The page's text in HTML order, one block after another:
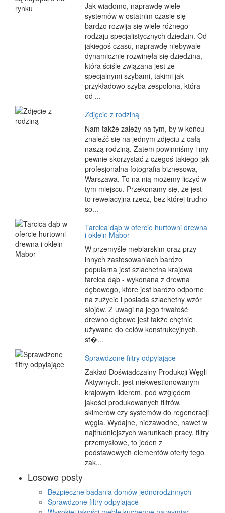
Jak wiadomo, naprawdę wiele
systemów w ostatnim czasie się
bardzo rozwija się wiele różnego
rodzaju specjalistycznych dziedzin. Od
jakiegoś czasu, naprawdę niebywale
dynamicznie rozwinęła się dziedzina,
która ściśle związana jest ze
specjalnymi szybami, takimi jak
przykładowo szyba zespolona, która
od ...
Zdjęcie z rodziną
Nam także zależy na tym, by w końcu
znaleźć się na jednym zdjęciu z całą
naszą rodziną. Zatem powinniśmy i my
pewnie skorzystać z czegoś takiego jak
profesjonalna fotografia biznesowa,
Warszawa. To na nią możemy liczyć w
tym miejscu. Przekonamy się, że jest
to rewelacyjna rzecz, bez której trudno
so...
Tarcica dąb w ofercie hurtowni drewna
i oklein Mabor
W przemyśle meblarskim oraz przy
innych zastosowaniach bardzo
popularna jest szlachetna krajowa
tarcica dąb - wykonana z drewna
dębowego, które jest bardzo odporne
na zużycie i posiada szlachetny wzór
słojów. Z uwagi na jego trwałość
drewno dębowe jest także chętnie
używane do celów konstrukcyjnych,
st�...
Sprawdzone filtry odpylające
Zakład Doświadczalny Produkcji Węgli
Aktywnych, jest niekwestionowanym
krajowym liderem, pod względem
jakości produkowanych filtrów,
skimerów czy systemów do regeneracji
węgla. Wydajne, niezawodne, nawet w
najtrudniejszych warunkach pracy, filtry
przemysłowe, to jeden z
podstawowych elementów oferty tego
zak...
Losowe posty
Bezpieczne badania domów jednorodzinnych
Sprawdzone filtry odpylające